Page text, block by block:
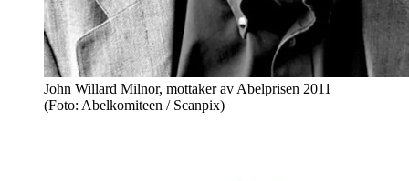
John Willard Milnor, mottaker av Abelprisen 2011
(Foto: Abelkomiteen / Scanpix)